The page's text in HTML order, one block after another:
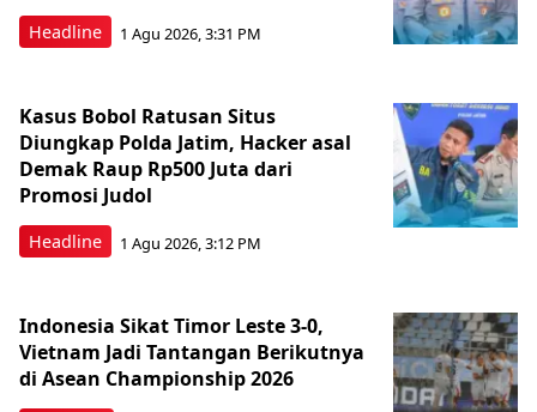
Headline 1 Agu 2026, 3:31 PM
Headline
Kasus Bobol Ratusan Situs
Diungkap Polda Jatim, Hacker asal
Demak Raup Rp500 Juta dari
Promosi Judol
1 Agu 2026, 3:12 PM
Indonesia Sikat Timor Leste 3-0,
Vietnam Jadi Tantangan Berikutnya
di Asean Championship 2026